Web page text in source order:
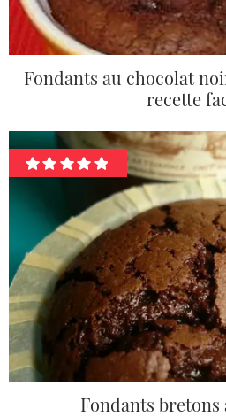
Fondants au chocolat
recette
Fondants bretons